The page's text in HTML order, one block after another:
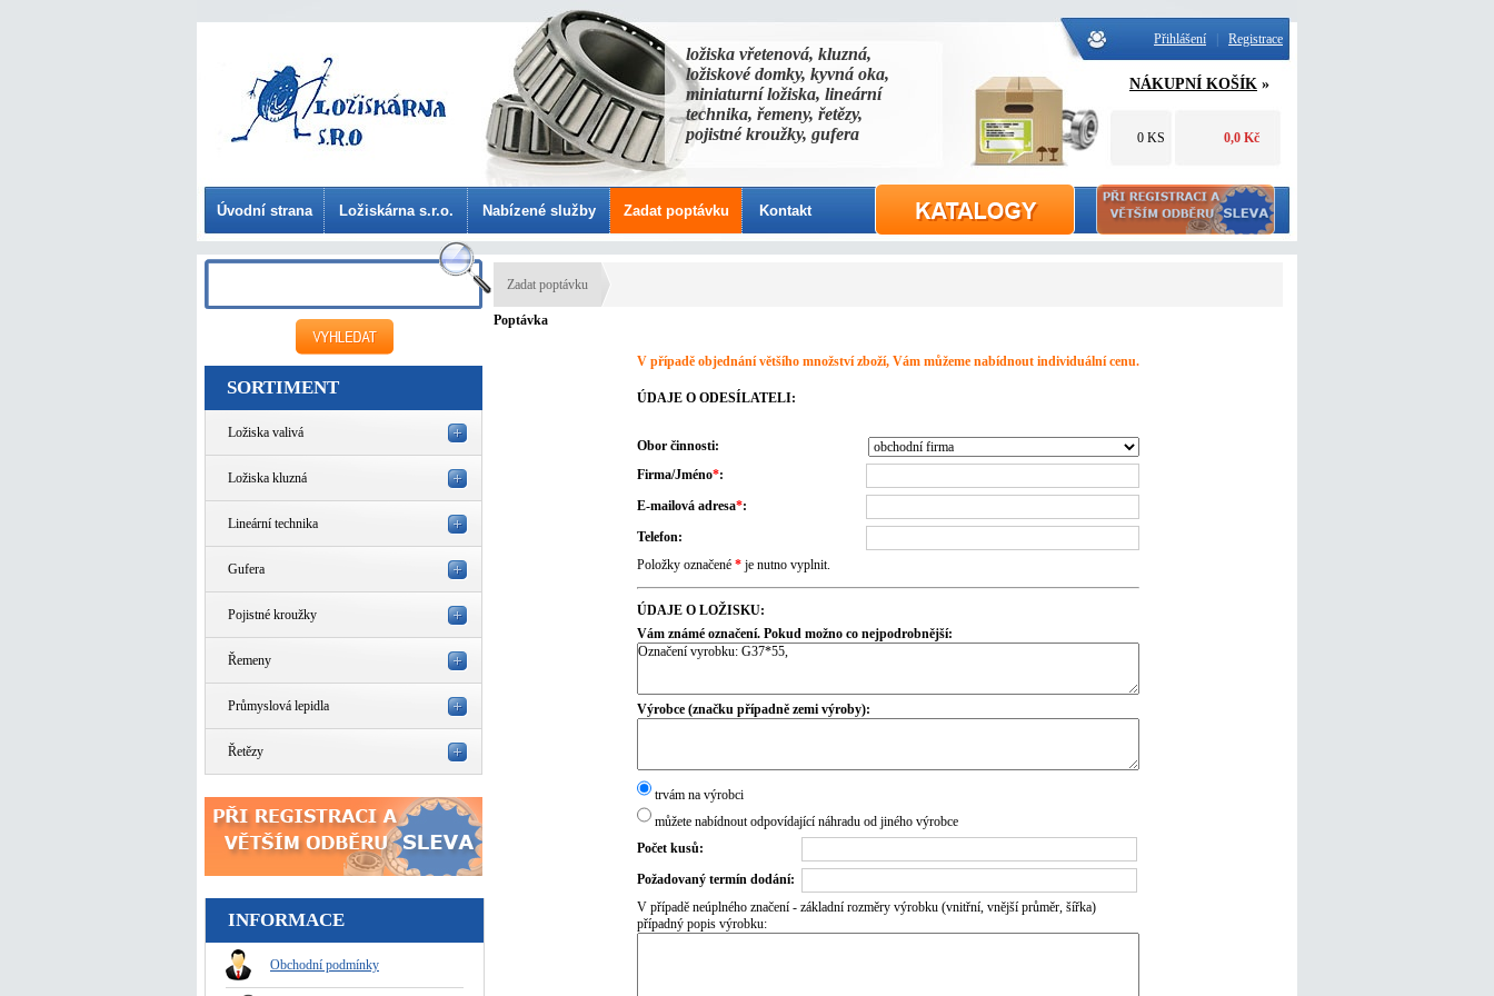
ložiska vřetenová, kluzná,
ložiskové domky, kyvná oka,
miniaturní ložiska, lineární
technika, řemeny, řetězy,
pojistné kroužky, gufera
Přihlášení Registrace
»
NÁKUPNÍ KOŠÍK
0 KS 0,0 Kč
Úvodní strana Ložiskárna s.r.o. Nabízené služby Zadat poptávku Kontakt
SORTIMENT
Ložiska valivá
Ložiska kluzná
Lineární technika
Gufera
Pojistné kroužky
Řemeny
Průmyslová lepidla
Řetězy
INFORMACE
Obchodní podmínky
Zadat poptávku
Poptávka
V případě objednání většího množství zboží, Vám můžeme nabídnout individuální cenu.
ÚDAJE O ODESÍLATELI:
Obor činnosti:
Firma/Jméno*:
E-mailová adresa*:
Telefon:
Položky označené * je nutno vyplnit.
ÚDAJE O LOŽISKU:
Vám známé označení. Pokud možno co nejpodrobnější:
Výrobce (značku případně zemi výroby):
trvám na výrobci
můžete nabídnout odpovídající náhradu od jiného výrobce
Počet kusů:
Požadovaný termín dodání:
V případě neúplného značení - základní rozměry výrobku (vnitřní, vnější průměr, šířka)
případný popis výrobku: